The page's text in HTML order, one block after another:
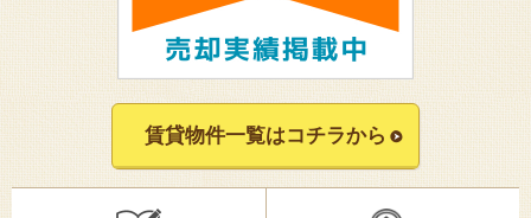
賃貸物件一覧はコチラから